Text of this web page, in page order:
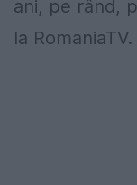
ani, pe rând,
la RomaniaTV.